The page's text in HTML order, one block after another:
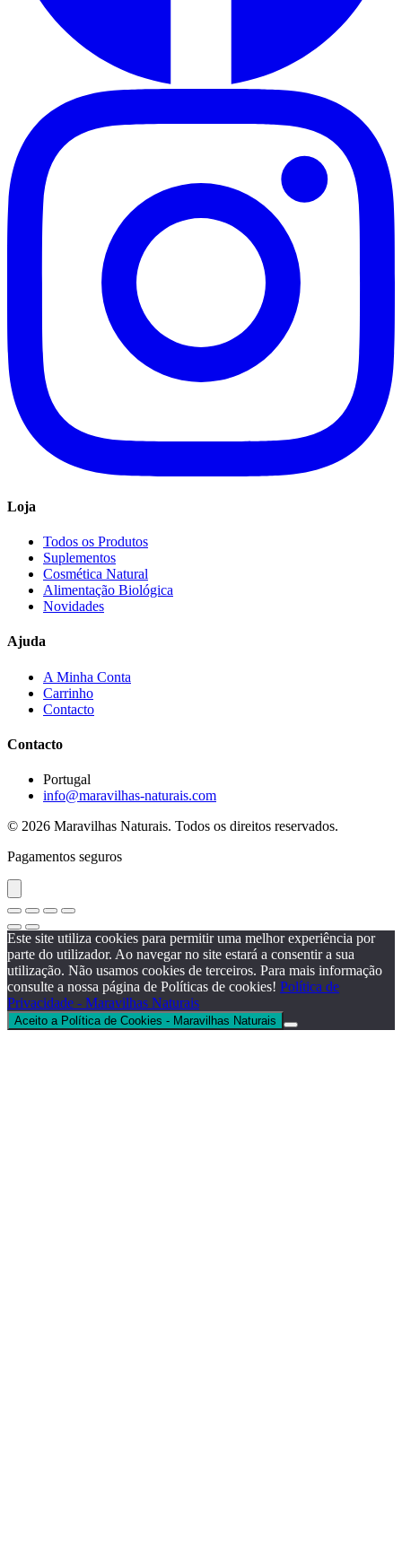
Loja
Todos os Produtos
Suplementos
Cosmética Natural
Alimentação Biológica
Novidades
Ajuda
A Minha Conta
Carrinho
Contacto
Contacto
Portugal
info@maravilhas-naturais.com
© 2026 Maravilhas Naturais. Todos os direitos reservados.
Pagamentos seguros
Este site utiliza cookies para permitir uma melhor experiência por
parte do utilizador. Ao navegar no site estará a consentir a sua
utilização. Não usamos cookies de terceiros. Para mais informação
consulte a nossa página de Políticas de cookies! Política de
Privacidade - Maravilhas Naturais
Aceito a Política de Cookies - Maravilhas Naturais